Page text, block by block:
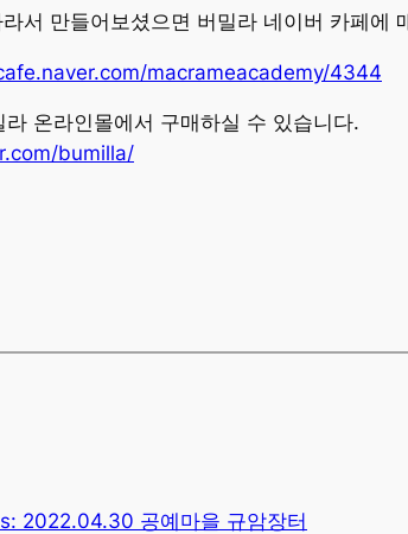
서 만들어보셨으면 버밀라 네이버 카페
macrameacademy/4344
온라인몰에서 구매하실 수 있습니다.
bumilla/
2022.04.30 공예마을 규암장터